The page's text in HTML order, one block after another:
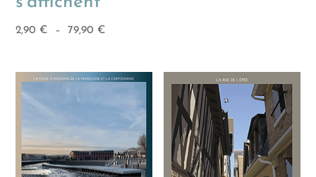
2,90 € – 79,90 €
2,90 €
79,90 €
79,90 €